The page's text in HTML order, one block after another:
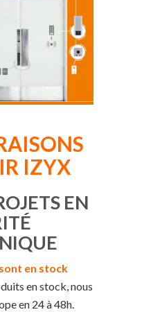
IZYX
EN
en stock
en stock, nous
en 24 à 48h.